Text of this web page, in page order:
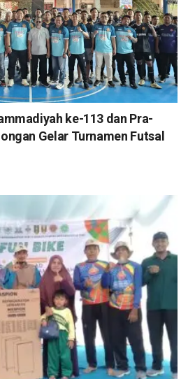
ke-113 dan Pra-
Gelar Turnamen Futsal